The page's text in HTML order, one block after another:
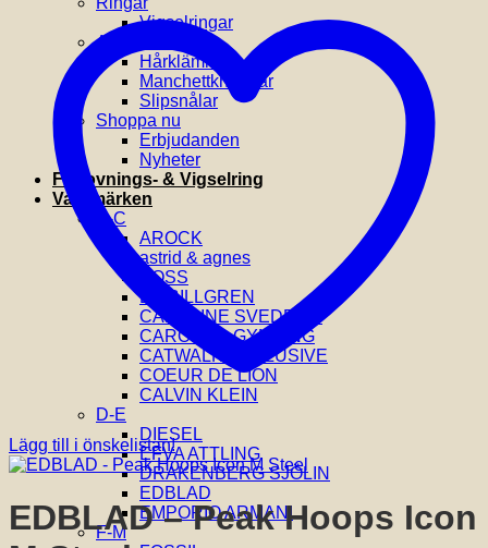
Vigselringar
Accessoarer
Hårklämmor
Manchettknappar
Slipsnålar
Shoppa nu
Erbjudanden
Nyheter
Förlovnings- & Vigselring
Varumärken
A-C
AROCK
astrid & agnes
BOSS
BY BILLGREN
CAROLINE SVEDBOM
CAROLINA GYNNING
CATWALK EXCLUSIVE
COEUR DE LION
CALVIN KLEIN
D-E
DIESEL
EFVA ATTLING
DRAKENBERG SJÖLIN
EDBLAD
EMPORIO ARMANI
F-M
Lägg till i önskelistan!
EDBLAD – Peak Hoops Icon